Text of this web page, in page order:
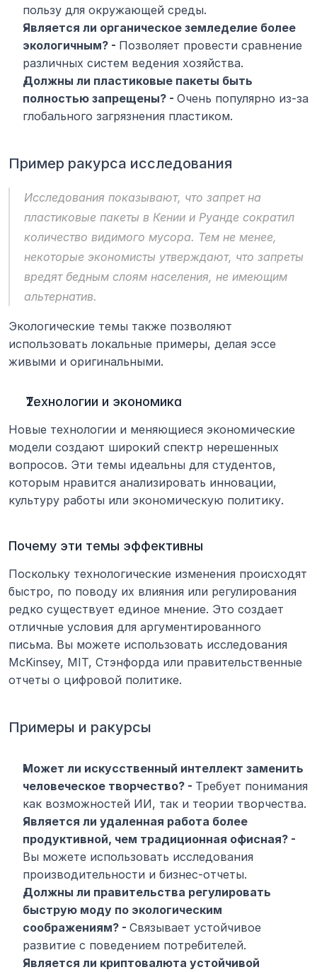
пользу для окружающей среды.
Является ли органическое земледелие более
экологичным? - Позволяет провести сравнение
различных систем ведения хозяйства.
Должны ли пластиковые пакеты быть
полностью запрещены? - Очень популярно из-за
глобального загрязнения пластиком.
Пример ракурса исследования
Исследования показывают, что запрет на
пластиковые пакеты в Кении и Руанде сократил
количество видимого мусора. Тем не менее,
некоторые экономисты утверждают, что запреты
вредят бедным слоям населения, не имеющим
альтернатив.
Экологические темы также позволяют
использовать локальные примеры, делая эссе
живыми и оригинальными.
Технологии и экономика
Новые технологии и меняющиеся экономические
модели создают широкий спектр нерешенных
вопросов. Эти темы идеальны для студентов,
которым нравится анализировать инновации,
культуру работы или экономическую политику.
Почему эти темы эффективны
Поскольку технологические изменения происходят
быстро, по поводу их влияния или регулирования
редко существует единое мнение. Это создает
отличные условия для аргументированного
письма. Вы можете использовать исследования
McKinsey, MIT, Стэнфорда или правительственные
отчеты о цифровой политике.
Примеры и ракурсы
Может ли искусственный интеллект заменить
человеческое творчество? - Требует понимания
как возможностей ИИ, так и теории творчества.
Является ли удаленная работа более
Вы можете использовать исследования
производительности и бизнес-отчеты.
Должны ли правительства регулировать
быструю моду по экологическим
соображениям? - Связывает устойчивое
развитие с поведением потребителей.
Является ли криптовалюта устойчивой